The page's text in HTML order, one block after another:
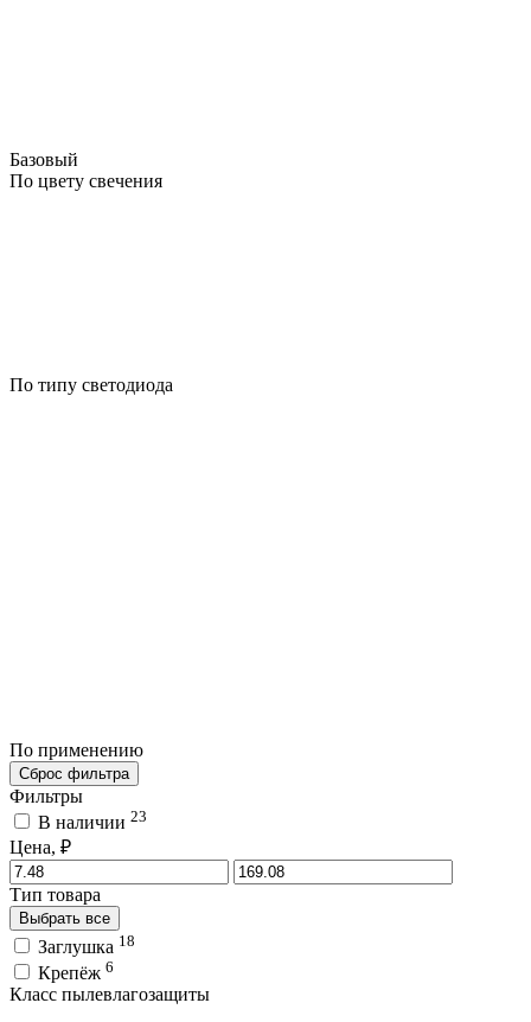
Базовый
По цвету свечения
По типу светодиода
По применению
Сброс фильтра
Фильтры
В наличии 23
Цена, ₽
Тип товара
Выбрать все
Заглушка 18
Крепёж 6
Класс пылевлагозащиты